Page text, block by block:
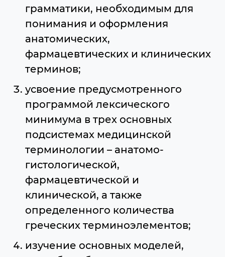
грамматики, необходимым для
понимания и оформления
анатомических,
фармацевтических и клинических
терминов;
усвоение предусмотренного
программой лексического
минимума в трех основных
подсистемах медицинской
терминологии – анатомо-
гистологической,
фармацевтической и
клинической, а также
определенного количества
греческих терминоэлементов;
изучение основных моделей,